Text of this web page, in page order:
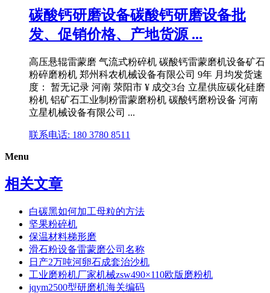
碳酸钙研磨设备碳酸钙研磨设备批
发、促销价格、产地货源 ...
高压悬辊雷蒙磨 气流式粉碎机 碳酸钙雷蒙磨机设备矿石
粉碎磨粉机 郑州科农机械设备有限公司 9年 月均发货速
度： 暂无记录 河南 荥阳市 ¥ 成交3台 立星供应碳化硅磨
粉机 铝矿石工业制粉雷蒙磨粉机 碳酸钙磨粉设备 河南
立星机械设备有限公司 ...
联系电话: 180 3780 8511
Menu
相关文章
白碳黑如何加工母粒的方法
坚果粉碎机
保温材料梯形磨
滑石粉设备雷蒙磨公司名称
日产2万吨河卵石成套治沙机
工业磨粉机厂家机械zsw490×110欧版磨粉机
jqym2500型研磨机海关编码